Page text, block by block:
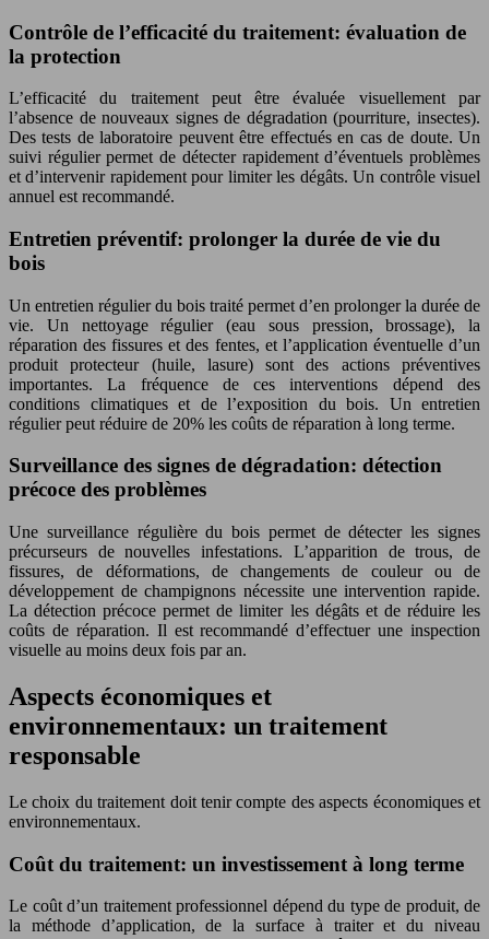
Contrôle de l’efficacité du traitement: évaluation de
la protection
L’efficacité du traitement peut être évaluée visuellement par
l’absence de nouveaux signes de dégradation (pourriture, insectes).
Des tests de laboratoire peuvent être effectués en cas de doute. Un
suivi régulier permet de détecter rapidement d’éventuels problèmes
et d’intervenir rapidement pour limiter les dégâts. Un contrôle visuel
annuel est recommandé.
Entretien préventif: prolonger la durée de vie du
bois
Un entretien régulier du bois traité permet d’en prolonger la durée de
vie. Un nettoyage régulier (eau sous pression, brossage), la
réparation des fissures et des fentes, et l’application éventuelle d’un
produit protecteur (huile, lasure) sont des actions préventives
importantes. La fréquence de ces interventions dépend des
conditions climatiques et de l’exposition du bois. Un entretien
régulier peut réduire de 20% les coûts de réparation à long terme.
Surveillance des signes de dégradation: détection
précoce des problèmes
Une surveillance régulière du bois permet de détecter les signes
précurseurs de nouvelles infestations. L’apparition de trous, de
fissures, de déformations, de changements de couleur ou de
développement de champignons nécessite une intervention rapide.
La détection précoce permet de limiter les dégâts et de réduire les
coûts de réparation. Il est recommandé d’effectuer une inspection
visuelle au moins deux fois par an.
Aspects économiques et
environnementaux: un traitement
responsable
Le choix du traitement doit tenir compte des aspects économiques et
environnementaux.
Coût du traitement: un investissement à long terme
Le coût d’un traitement professionnel dépend du type de produit, de
la méthode d’application, de la surface à traiter et du niveau